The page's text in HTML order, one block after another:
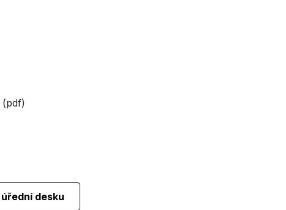
(pdf)
desku